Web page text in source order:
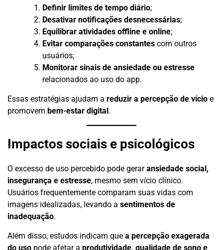
Definir limites de tempo diário;
Desativar notificações desnecessárias;
Equilibrar atividades offline e online;
Evitar comparações constantes com outros
usuários;
Monitorar sinais de ansiedade ou estresse
relacionados ao uso do app.
Essas estratégias ajudam a reduzir a percepção de vício e
promovem bem-estar digital.
Impactos sociais e psicológicos
O excesso de uso percebido pode geraransiedade social,
insegurança e estresse, mesmo sem vício clínico.
Usuários frequentemente comparam suas vidas com
imagens idealizadas, levando a sentimentos de
inadequação.
Além disso, estudos indicam que a percepção exagerada
do uso pode afetar a produtividade, qualidade de sono e